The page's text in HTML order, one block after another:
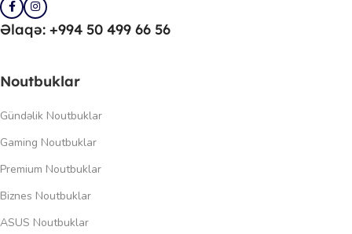
Əlaqə: +994 50 499 66 56
Noutbuklar
Gündəlik Noutbuklar
Gaming Noutbuklar
Premium Noutbuklar
Biznes Noutbuklar
ASUS Noutbuklar